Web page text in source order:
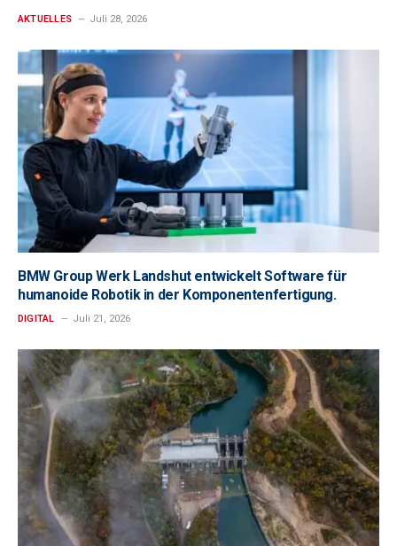
AKTUELLES Juli 28, 2026
BMW Group Werk Landshut entwickelt Software für
humanoide Robotik in der Komponentenfertigung.
DIGITAL Juli 21, 2026